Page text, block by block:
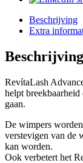
Beschrijving
Extra
Beschrijving
RevítaLash
helpt
gaan.
De wimpers
verstevigen van de
kan worden.
Ook verbetert het